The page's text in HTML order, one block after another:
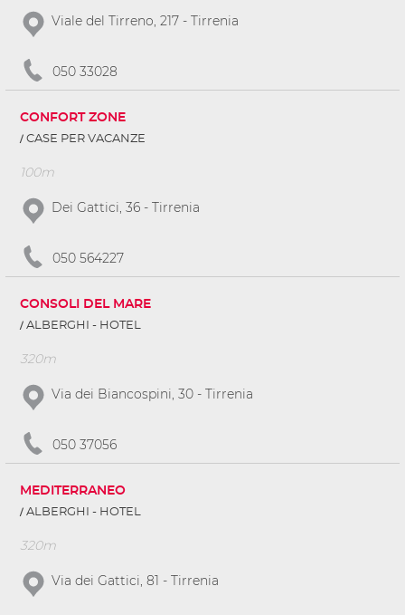
Viale del Tirreno, 217 - Tirrenia
050 33028
CONFORT ZONE
CASE PER VACANZE
100m
Dei Gattici, 36 - Tirrenia
050 564227
CONSOLI DEL MARE
ALBERGHI - HOTEL
320m
Via dei Biancospini, 30 - Tirrenia
050 37056
MEDITERRANEO
ALBERGHI - HOTEL
320m
Via dei Gattici, 81 - Tirrenia